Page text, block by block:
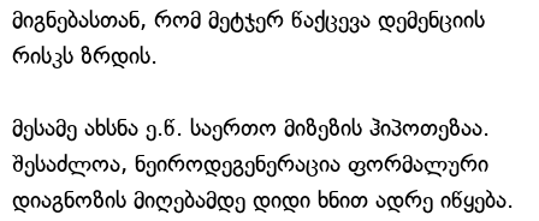
მიგნებასთან, რომ მეტჯერ წაქცევა დემენციის
რისკს ზრდის.
მესამე ახსნა ე.წ. საერთო მიზეზის ჰიპოთეზაა.
შესაძლოა, ნეიროდეგენერაცია ფორმალური
დიაგნოზის მიღებამდე დიდი ხნით ადრე იწყება.